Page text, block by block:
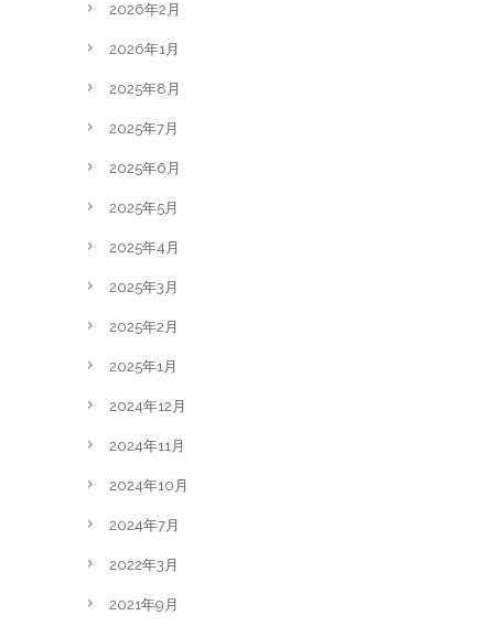
2026年2月
2026年1月
2025年8月
2025年7月
2025年6月
2025年5月
2025年4月
2025年3月
2025年2月
2025年1月
2024年12月
2024年11月
2024年10月
2024年7月
2022年3月
2021年9月